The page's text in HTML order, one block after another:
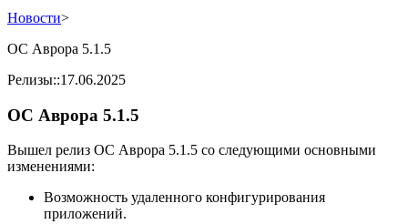
Новости>
ОС Аврора 5.1.5
Релизы::17.06.2025
ОС Аврора 5.1.5
Вышел релиз ОС Аврора 5.1.5 со следующими основными
изменениями:
Возможность удаленного конфигурирования
приложений.